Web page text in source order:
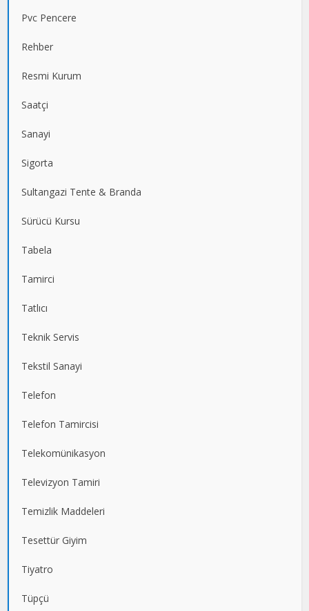
Pvc Pencere
Rehber
Resmi Kurum
Saatçi
Sanayi
Sigorta
Sultangazi Tente & Branda
Sürücü Kursu
Tabela
Tamirci
Tatlıcı
Teknik Servis
Tekstil Sanayi
Telefon
Telefon Tamircisi
Telekomünikasyon
Televizyon Tamiri
Temizlik Maddeleri
Tesettür Giyim
Tiyatro
Tüpçü